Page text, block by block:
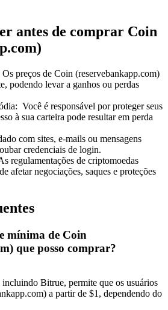
receber recompensas em dinheiro
to Share 25000 USDT prize pool!
prize pool
antes de comprar Coin
Os preços de Coin (reservebankapp.com)
podendo levar a ganhos ou perdas
: Você é responsável por proteger seus
à sua carteira pode resultar em perda
com sites, e-mails ou mensagens
credenciais de login.
regulamentações de criptomoedas
afetar negociações, saques e proteções
mínima de Coin
que posso comprar?
incluindo Bitrue, permite que os usuários
a partir de $1, dependendo do